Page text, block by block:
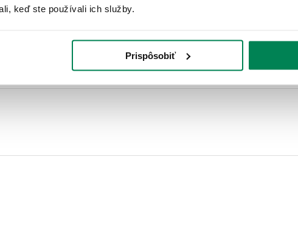
keď ste používali ich služby.
Prispôsobiť
Nenašiel som nevýhody